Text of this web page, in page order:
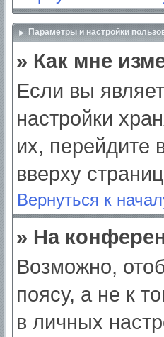
Параметры и настройки
» Как мне
Если вы
настройки
их, перейдите
вверху
Вернуться к
» На
Возможно,
поясу, а не к
в личных